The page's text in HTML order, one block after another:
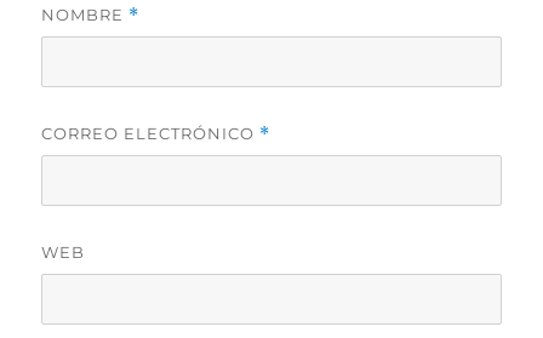
NOMBRE *
CORREO ELECTRÓNICO *
WEB